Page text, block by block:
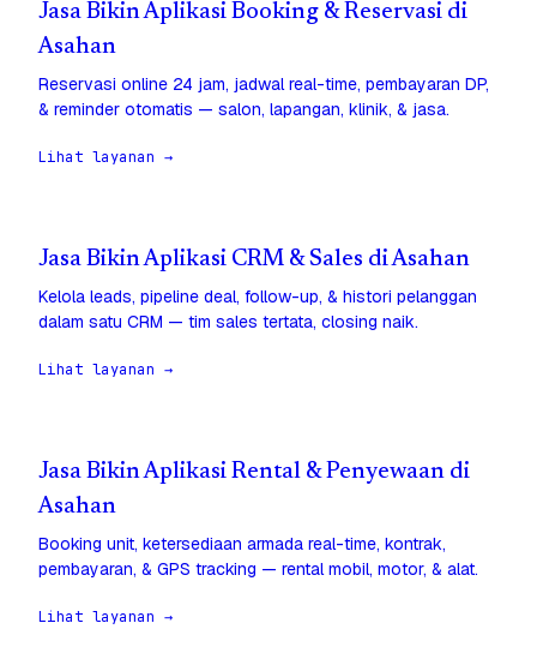
Jasa Bikin Aplikasi Booking & Reservasi di
Asahan
Reservasi online 24 jam, jadwal real-time, pembayaran DP,
& reminder otomatis — salon, lapangan, klinik, & jasa.
Lihat layanan →
Jasa Bikin Aplikasi CRM & Sales di Asahan
Kelola leads, pipeline deal, follow-up, & histori pelanggan
dalam satu CRM — tim sales tertata, closing naik.
Lihat layanan →
Jasa Bikin Aplikasi Rental & Penyewaan di
Asahan
Booking unit, ketersediaan armada real-time, kontrak,
pembayaran, & GPS tracking — rental mobil, motor, & alat.
Lihat layanan →